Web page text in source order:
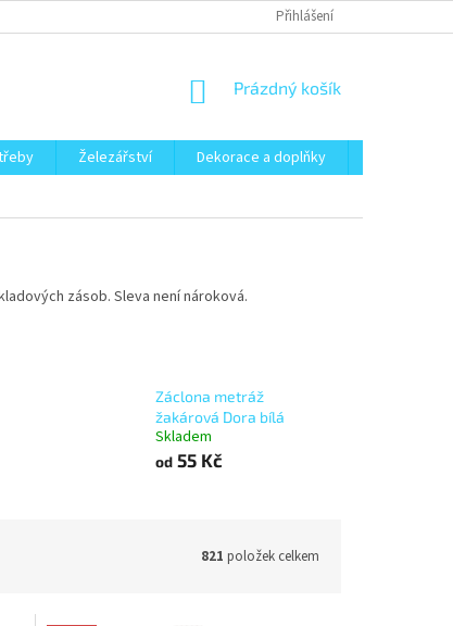
Přihlášení
NÁKUPNÍ
Prázdný košík
Železářství Dekorace a doplňky
zásob. Sleva není nároková.
Záclona metráž
žakárová Dora bílá
Skladem
od55 Kč
821 položek celkem